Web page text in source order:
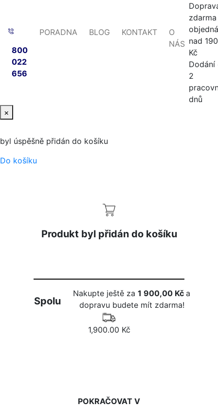
800
022
656
PORADNA BLOG KONTAKT
O
NÁS nad
Kč
Dodání
2
dnů
×
byl úspěšně přidán do košíku
Do košíku
Produkt byl přidán do košíku
Spolu
Nakupte ještě za1 900,00 Kča
dopravu budete mít zdarma!
1,900.00 Kč
POKRAČOVAT V